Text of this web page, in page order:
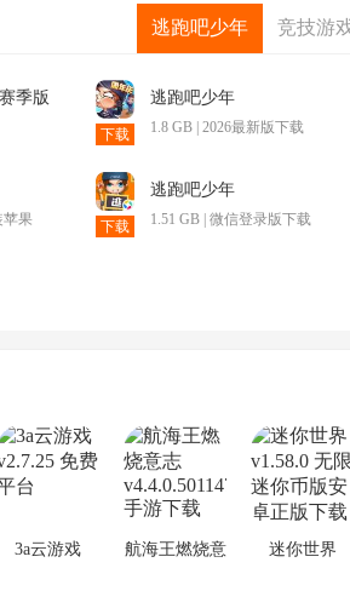
逃跑吧少年 竞技游
季版
下载
逃跑吧少年
1.8 GB | 2026最新版下载
苹果 下载
逃跑吧少年
1.51 GB | 微信登录版下载
3a云游戏
航海王燃烧意
迷你世界